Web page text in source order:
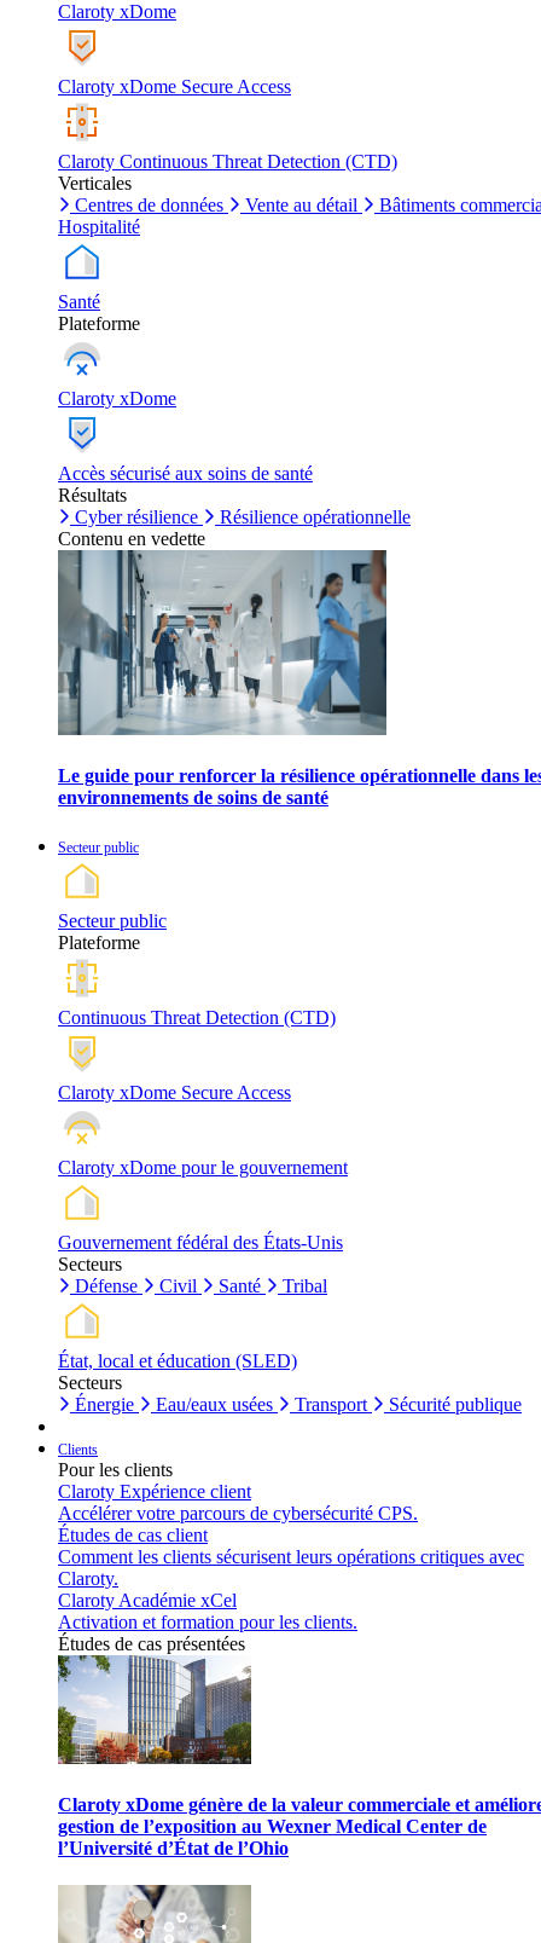
Claroty xDome
Claroty xDome Secure Access
Claroty Continuous Threat Detection (CTD)
Verticales
Centres de données
Vente au détail
Bâtiments
Hospitalité
Santé
Plateforme
Claroty xDome
Accès sécurisé aux soins de santé
Résultats
Cyber résilience
Résilience opérationnelle
Contenu en vedette
Le guide pour renforcer la résilience opérationnelle dans
environnements de soins de santé
Secteur public
Secteur public
Plateforme
Continuous Threat Detection (CTD)
Claroty xDome Secure Access
Claroty xDome pour le gouvernement
Gouvernement fédéral des États-Unis
Secteurs
Défense
Civil Santé Tribal
État, local et éducation (SLED)
Secteurs
Énergie
Eau/eaux usées Transport Sécurité publique
Clients
Pour les clients
Claroty Expérience client
Accélérer votre parcours de cybersécurité CPS.
Études de cas client
Comment les clients sécurisent leurs opérations critiques avec
Claroty.
Claroty Académie xCel
Activation et formation pour les clients.
Études de cas présentées
Claroty xDome génère de la valeur commerciale et
gestion de l’exposition au Wexner Medical Center de
l’Université d’État de l’Ohio